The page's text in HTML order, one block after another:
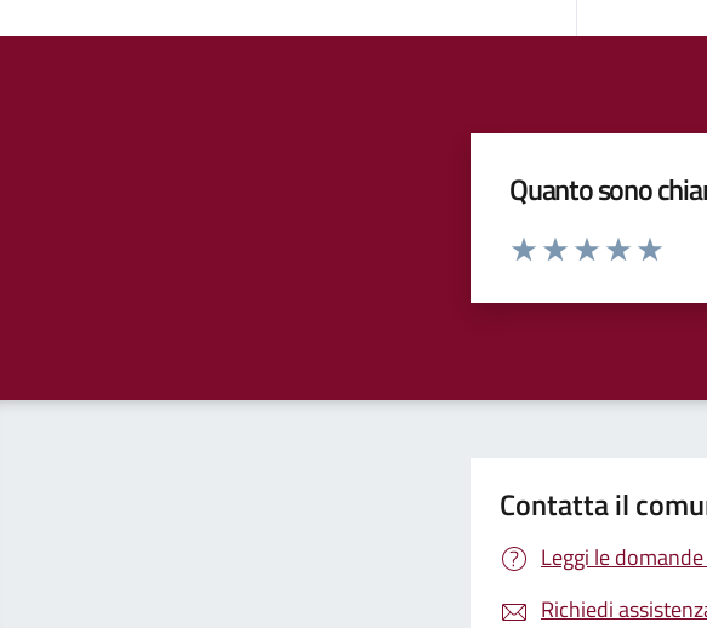
Quanto sono
Valuta da 1 a 5 stelle la
Contatta il
Leggi le
Richiedi